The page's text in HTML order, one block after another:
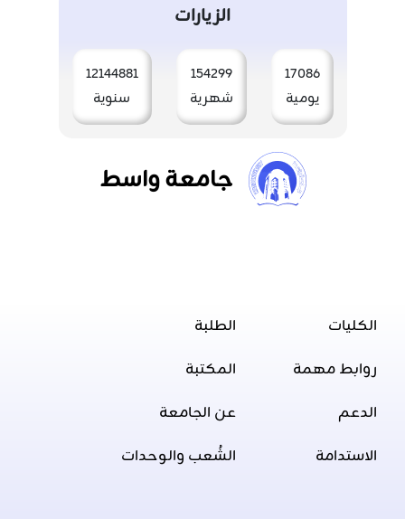
الزيارات
17086
يومية
154299
شهرية
12144881
سنوية
جامعة واسط
الكليات
روابط مهمة
الدعم
الاستدامة
الطلبة
المكتبة
عن الجامعة
الشُعب والوحدات